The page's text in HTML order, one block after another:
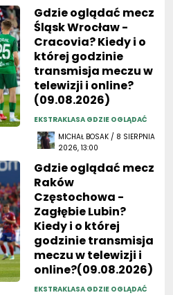
Gdzie oglądać mecz
Śląsk Wrocław -
Cracovia? Kiedy i o
której godzinie
transmisja meczu w
telewizji i online?
(09.08.2026)
EKSTRAKLASA GDZIE OGLĄDAĆ
MICHAŁ BOSAK / 8 SIERPNIA
2026, 13:00
Gdzie oglądać mecz
Raków
Częstochowa -
Zagłębie Lubin?
Kiedy i o której
godzinie transmisja
meczu w telewizji i
online?(09.08.2026)
EKSTRAKLASA GDZIE OGLĄDAĆ